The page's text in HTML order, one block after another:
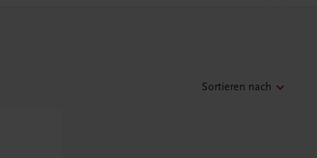
Sortieren nach